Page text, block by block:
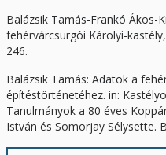
Balázsik Tamás-Frankó Ákos-
fehérvárcsurgói Károlyi-
246.
Balázsik Tamás: Adatok a
építéstörténetéhez. in:
Tanulmányok a 80 éves
István és Somorjay Sélysette.